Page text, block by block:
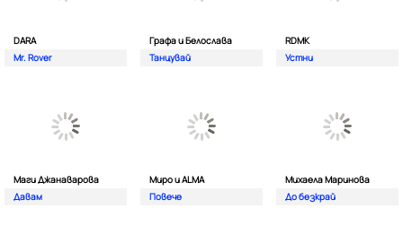
DARA
Mr. Rover
Графа и Белослава
Танцувай
RDMK
Устни
Маги Джанаварова
Давам
Миро и ALMA
Повече
Михаела Маринова
До безкрай